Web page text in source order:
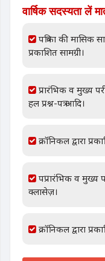
वार्षिक सदस्यता लें
पत्रिका की मासिक
प्रकाशित सामग्री।
प्रारंभिक व मुख्य
हल प्रश्न-पत्र आदि।
क्रॉनिकल द्वारा
पप्रारंभिक व मुख्य
क्लासेज़।
क्रॉनिकल द्वारा